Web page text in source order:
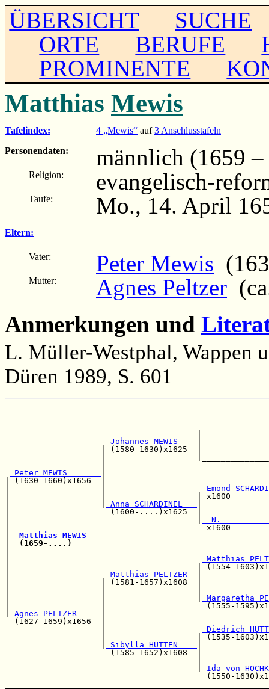
ÜBERSICHT
SUCHE
ORTE
BERUFE
PROMINENTE
Matthias Mewis
Tafelindex: 4 „Mewis“ auf3 Anschlusstafeln
Personendaten:
männlich (1659
Religion: evangelisch-
Taufe: Mo., 14. April
Eltern:
Vater: Peter Mewis
Mutter: Agnes Peltzer
Anmerkungen und
L. Müller-Westphal, Wappen
Düren 1989, S. 601
Johannes MEWIS
| (1580-1630)x1625
Peter MEWIS
| (1630-1660)x1656  |
Emond
|                   |
Anna SCHARDINEL
|                     (1600-
|
|--Matthias MEWIS
(1659-....)
Matthias
|                                       | (1554-
Matthias PELTZER
|                   | (1581-
|                   |
Agnes PELTZER
(1627-1659)x1656  |
Diedrich
|
Sibylla HUTTEN
(1585-
Ida von